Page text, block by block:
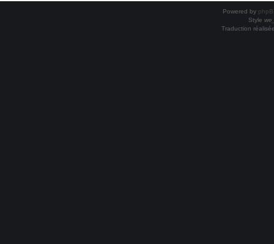
Powered by
Style
Traduction